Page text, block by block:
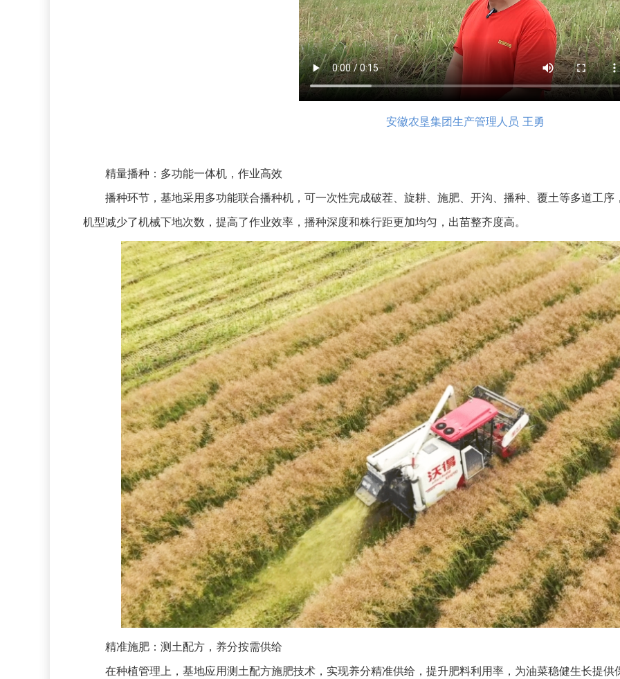
安徽农垦集团生产管理人员 王勇
精量播种：多功能一体机，作业高效
播种环节，基地采用多功能联合播种机，可一次性完成破茬、旋耕、施肥、开沟、播种、覆土等多道工序
机型减少了机械下地次数，提高了作业效率，播种深度和株行距更加均匀，出苗整齐度高。
精准施肥：测土配方，养分按需供给
在种植管理上，基地应用测土配方施肥技术，实现养分精准供给，提升肥料利用率，为油菜稳健生长提供